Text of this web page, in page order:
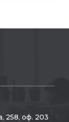
258, оф. 203